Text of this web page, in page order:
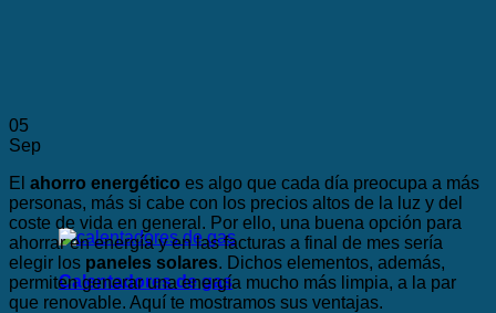
Calentadores de gas
05
Sep
El ahorro energético es algo que cada día preocupa a más
personas, más si cabe con los precios altos de la luz y del
coste de vida en general. Por ello, una buena opción para
ahorrar en energía y en las facturas a final de mes sería
elegir los paneles solares. Dichos elementos, además,
permiten generar una energía mucho más limpia, a la par
que renovable. Aquí te mostramos sus ventajas.